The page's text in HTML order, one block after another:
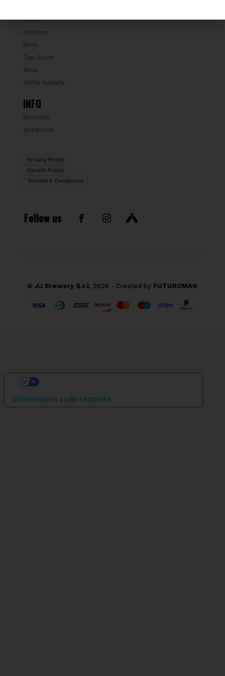
Home
Birrificio
Birre
Tap Room
Shop
Visita Guidata
INFO
Business
Spedizioni
Privacy Policy
Cookie Policy
Termini e Condizioni
Follow us
© JJ Brewery S.r.l. 2026 - Created by FUTUROMA®
Informativa sulla raccolta
Le tue preferenze relative alla privacy